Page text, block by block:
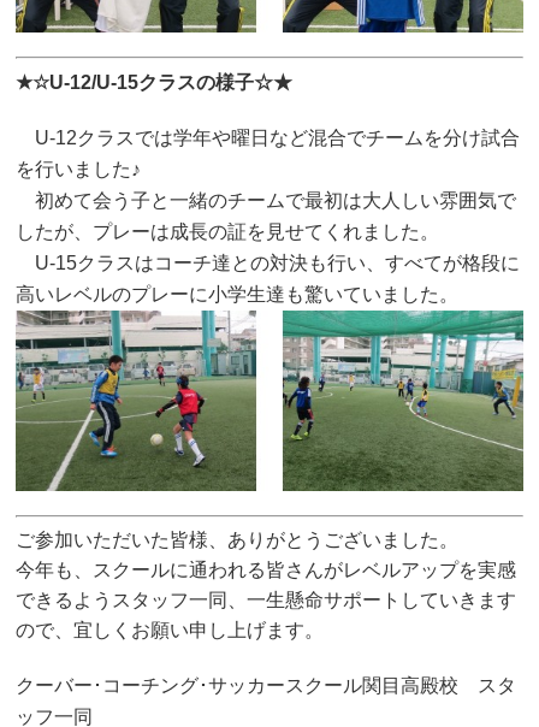
★☆U-12/U-15クラスの様子☆★
U-12クラスでは学年や曜日など混合でチームを分け試合
を行いました♪
初めて会う子と一緒のチームで最初は大人しい雰囲気で
したが、プレーは成長の証を見せてくれました。
U-15クラスはコーチ達との対決も行い、すべてが格段に
高いレベルのプレーに小学生達も驚いていました。
ご参加いただいた皆様、ありがとうございました。
今年も、スクールに通われる皆さんがレベルアップを実感
できるようスタッフ一同、一生懸命サポートしていきます
ので、宜しくお願い申し上げます。
クーバー･コーチング･サッカースクール関目高殿校 スタ
ッフ一同